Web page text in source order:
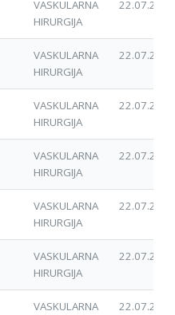
VASKULARNA
HIRURGIJA
22.07.2025
VASKULARNA
HIRURGIJA
22.07.2025
VASKULARNA
HIRURGIJA
22.07.2025
VASKULARNA
HIRURGIJA
22.07.2025
VASKULARNA
HIRURGIJA
22.07.2025
VASKULARNA
HIRURGIJA
22.07.2025
VASKULARNA
22.07.2025